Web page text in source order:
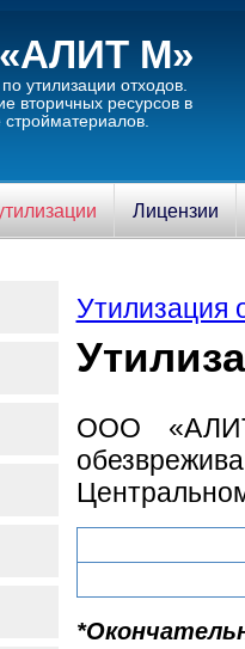
М»
утилизации отходов.
вторичныx ресурсов в
стройматериалов.
Лицензии
Утилизация
ООО